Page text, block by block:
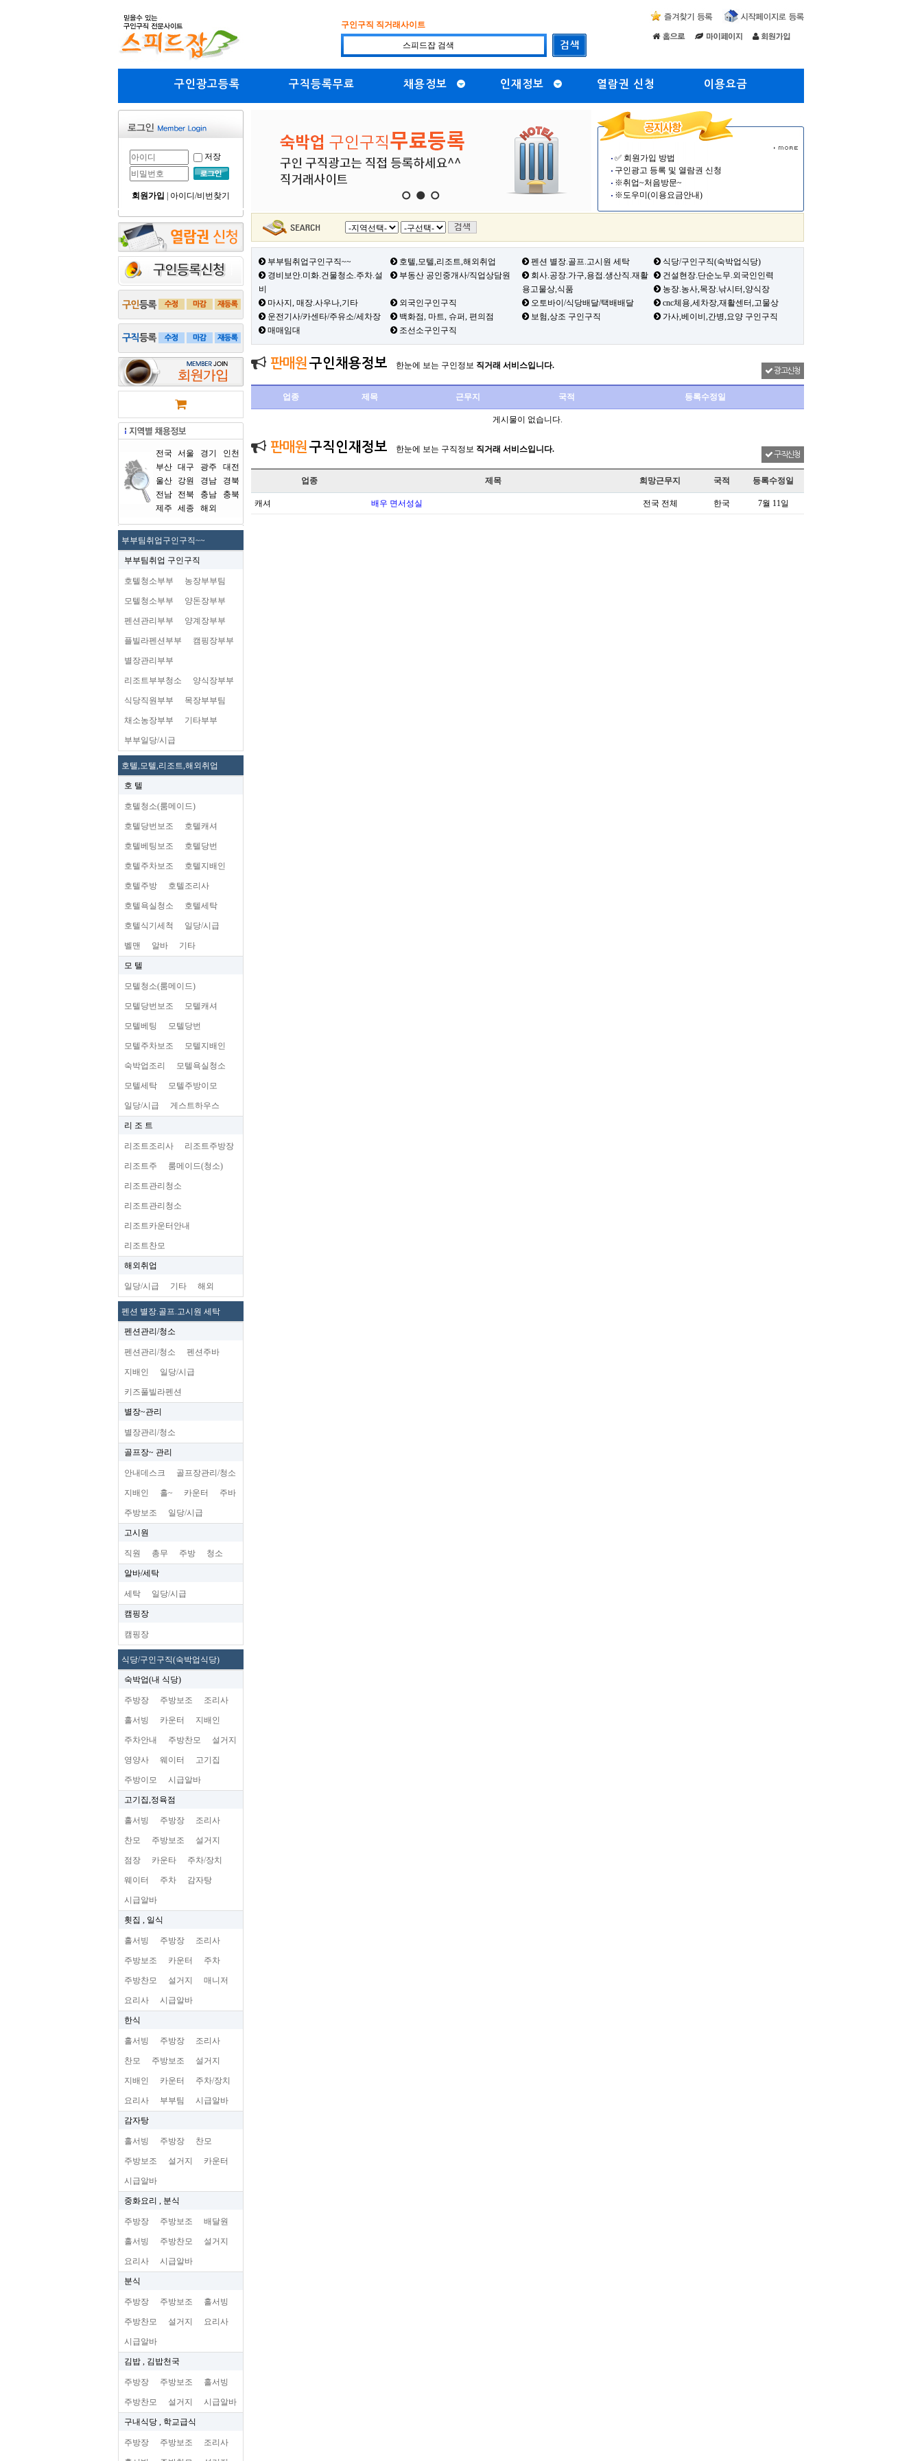
구인구직 직거래사이트
구인광고등록 구직등록무료 채용정보 인재정보 열람권 신청 이용요금
저장
회원가입 아이디/비번찾기
전국 서울 경기
인천
부산 대구 광주
대전
울산
강원 경남
경북
전남
전북 충남
충북
제주
세종 해외
부부팀취업구인구직~~
부부팀취업 구인구직
호텔청소부부 농장부부팀
모텔청소부부 양돈장부부
펜션관리부부 양계장부부
플빌라펜션부부 캠핑장부부
별장관리부부
리조트부부청소 양식장부부
식당직원부부 목장부부팀
채소농장부부 기타부부
부부일당/시급
호텔,모텔,리조트,해외취업
호 텔
호텔청소(룸메이드)
호텔당번보조 호텔캐셔
호텔베팅보조 호텔당번
호텔주차보조 호텔지배인
호텔주방 호텔조리사
호텔욕실청소 호텔세탁
호텔식기세척 일당/시급
벨맨 알바 기타
모 텔
모텔청소(룸메이드)
모텔당번보조 모텔캐셔
모텔베팅 모텔당번
모텔주차보조 모텔지배인
숙박업조리 모텔욕실청소
모텔세탁 모텔주방이모
일당/시급 게스트하우스
리 조 트
리조트조리사 리조트주방장
리조트주 룸메이드(청소)
리조트관리청소
리조트관리청소
리조트카운터안내
리조트찬모
해외취업
일당/시급 기타 해외
펜션 별장.골프.고시원 세탁
펜션관리/청소
펜션관리/청소 펜션주바
지배인 일당/시급
키즈풀빌라펜션
별장~관리
별장관리/청소
골프장~ 관리
안내데스크 골프장관리/청소
지배인 홀~ 카운터 주바
주방보조 일당/시급
고시원
직원 총무 주방 청소
알바/세탁
세탁 일당/시급
캠핑장
캠핑장
식당/구인구직(숙박업식당)
숙박업(내 식당)
주방장 주방보조 조리사
홀서빙 카운터 지배인
주차안내 주방찬모 설거지
영양사 웨이터 고기집
주방이모 시급알바
고기집,정육점
홀서빙 주방장 조리사
찬모 주방보조 설거지
점장 카운타 주차/장치
웨이터 주차 감자탕
시급알바
횟집 , 일식
홀서빙 주방장 조리사
주방보조 카운터 주차
주방찬모 설거지 매니저
요리사 시급알바
한식
홀서빙 주방장 조리사
찬모 주방보조 설거지
지배인 카운터 주차/장치
요리사 부부팀 시급알바
감자탕
홀서빙 주방장 찬모
주방보조 설거지 카운터
시급알바
중화요리 , 분식
주방장 주방보조 배달원
홀서빙 주방찬모 설거지
요리사 시급알바
분식
주방장 주방보조 홀서빙
주방찬모 설거지 요리사
시급알바
김밥 , 김밥천국
주방장 주방보조 홀서빙
주방찬모 설거지 시급알바
구내식당 , 학교급식
주방장 주방보조 조리사
✅ 회원가입 방법
구인광고 등록 및 열람권 신청
※취업~처음방문~
※도우미(이용요금안내)
부부팀취업구인구직~~ 호텔,모텔,리조트,해외취업 펜션 별장.골프.고시원 세탁
식당/구인구직(숙박업식당)
경비보안.미화.건물청소.주차.설
비
부동산 공인중개사/직업상담원
회사.공장.가구,용접.생산직.재활
용고물상,식품
건설현장.단순노무.외국인인력
농장.농사,목장.낚시터,양식장
마사지, 매장.사우나,기타
외국인구인구직 오토바이/식당배달/택배배달
cnc체용,세차장,재활센터,고물상
운전기사/카센타/주유소/세차장
백화점, 마트, 슈퍼, 편의점 보험,상조 구인구직
가사,베이비,간병,요양 구인구직
매매임대
조선소구인구직
판매원 구인채용정보 한눈에 보는 구인정보 직거래 서비스입니다.
광고신청
업종 제목 근무지 국적 등록수정일
게시물이 없습니다.
판매원 구직인재정보 한눈에 보는 구직정보 직거래 서비스입니다.
구직신청
업종 제목 희망근무지 국적 등록수정일
캐셔 배우 면서성실 전국 전체 한국 7월 11일